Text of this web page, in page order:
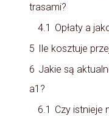
trasami?
4.1 Opłaty a
5 Ile kosztuje
6 Jakie są
a1?
6.1 Czy istnieje